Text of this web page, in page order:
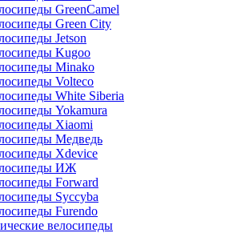
GreenCamel
Green City
Jetson
Kugoo
Minako
Volteco
White Siberia
Yokamura
Xiaomi
Медведь
Xdevice
ИЖ
Forward
Syccyba
Furendo
велосипеды